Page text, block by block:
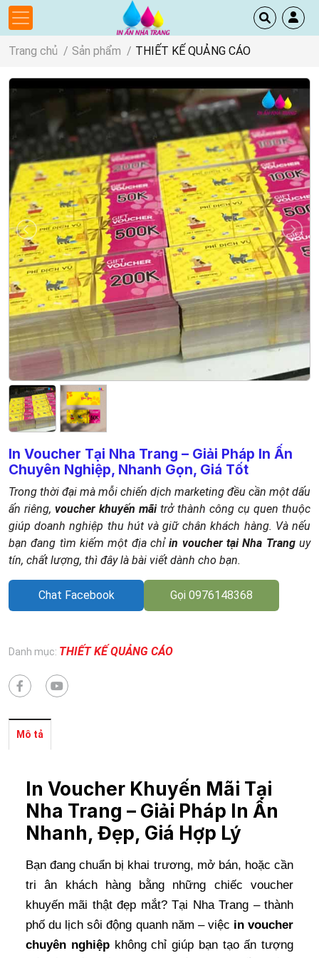
Trang chủ Sản phẩm THIẾT KẾ QUẢNG CÁO
In Voucher Tại Nha Trang – Giải Pháp In Ấn
Chuyên Nghiệp, Nhanh Gọn, Giá Tốt
Trong thời đại mà mỗi chiến dịch marketing đều cần một dấu
ấn riêng, voucher khuyến mãitrở thành công cụ quen thuộc
giúp doanh nghiệp thu hút và giữ chân khách hàng. Và nếu
bạn đang tìm kiếm một địa chỉin voucher tại Nha Tranguy
tín, chất lượng, thì đây là bài viết dành cho bạn.
Chat Facebook Gọi 0976148368
Danh mục: THIẾT KẾ QUẢNG CÁO
Mô tả
In Voucher Khuyến Mãi Tại
Nha Trang – Giải Pháp In Ấn
Nhanh, Đẹp, Giá Hợp Lý
Bạn đang chuẩn bị khai trương, mở bán, hoặc cần
tri ân khách hàng bằng những chiếc voucher
khuyến mãi thật đẹp mắt? Tại Nha Trang – thành
phố du lịch sôi động quanh năm – việc in voucher
chuyên nghiệpkhông chỉ giúp bạn tạo ấn tượng